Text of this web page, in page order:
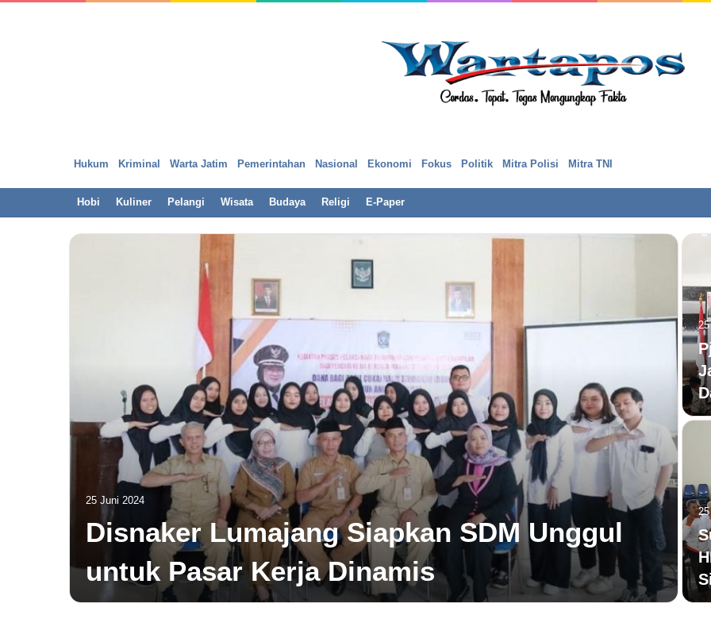
Hukum Kriminal Warta Jatim Pemerintahan Nasional Ekonomi Fokus Politik Mitra Polisi Mitra TNI
Hobi Kuliner Pelangi Wisata Budaya Religi E-Paper
25 Juni 2024
Disnaker Lumajang Siapkan SDM Unggul
untuk Pasar Kerja Dinamis